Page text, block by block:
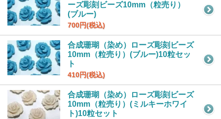
ーズ彫刻ビーズ10mm（粒売り）
(ブルー)
700円(税込)
合成珊瑚（染め）ローズ彫刻ビーズ
10mm（粒売り）(ブルー)10粒セッ
ト
410円(税込)
合成珊瑚（染め）ローズ彫刻ビーズ
10mm（粒売り）(ミルキーホワイ
ト)10粒セット